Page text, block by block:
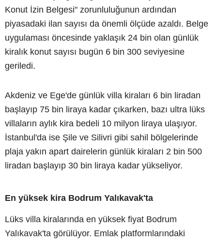
Konut İzin Belgesi" zorunluluğunun ardından
piyasadaki ilan sayısı da önemli ölçüde azaldı. Belge
uygulaması öncesinde yaklaşık 24 bin olan günlük
kiralık konut sayısı bugün 6 bin 300 seviyesine
geriledi.
Akdeniz ve Ege'de günlük villa kiraları 6 bin liradan
başlayıp 75 bin liraya kadar çıkarken, bazı ultra lüks
villaların aylık kira bedeli 10 milyon liraya ulaşıyor.
İstanbul'da ise Şile ve Silivri gibi sahil bölgelerinde
plaja yakın apart dairelerin günlük kiraları 2 bin 500
liradan başlayıp 30 bin liraya kadar yükseliyor.
En yüksek kira Bodrum Yalıkavak'ta
Lüks villa kiralarında en yüksek fiyat Bodrum
Yalıkavak'ta görülüyor. Emlak platformlarındaki